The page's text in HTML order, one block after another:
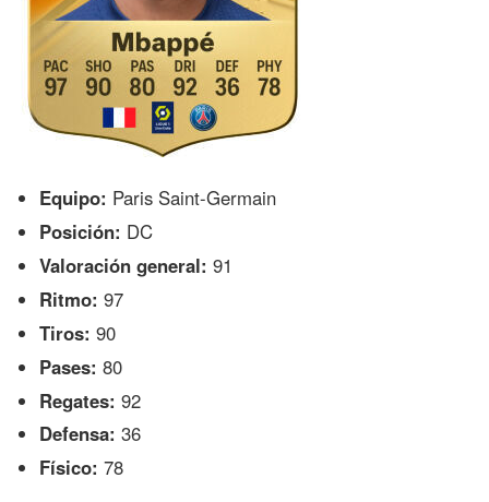
Equipo: Paris Saint-Germain
Posición: DC
Valoración general: 91
Ritmo: 97
Tiros: 90
Pases: 80
Regates: 92
Defensa: 36
Físico: 78